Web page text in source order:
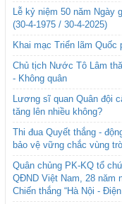
Lễ kỷ niệm 50 năm Ngày
(30-4-1975 / 30-4-2025)
Khai mạc Triển lãm Quốc
Chủ tịch Nước Tô Lâm
- Không quân
Lương sĩ quan Quân đội
tăng lên nhiều không?
Thi đua Quyết thắng -
bảo vệ vững chắc vùng
Quân chủng PK-KQ tổ
QĐND Việt Nam, 28 năm
Chiến thắng “Hà Nội -